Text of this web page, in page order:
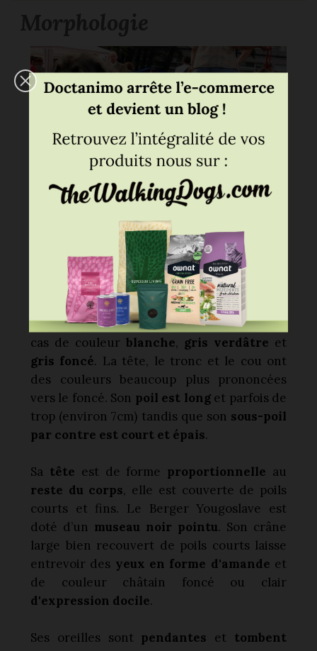
souplesse remarquable. Sa taille
varie entre 62 et 75cm. Il pèse entre 30 et 50
kg. Il a un dos droit, un ventre orienté vers
le bas et un buste large recouvert de poils.
LeBerger d’Illyrie est dans la plupart des
cas de couleur blanche, gris verdâtre et
gris foncé. La tête, le tronc et le cou ont
des couleurs beaucoup plus prononcées
vers le foncé. Son poil est longet parfois de
trop (environ 7cm) tandis que son sous-poil
par contre est court et épais.
Sa tête est de forme proportionnelle au
reste du corps, elle est couverte de poils
courts et fins. Le Berger Yougoslave est
doté d’un museau noir pointu. Son crâne
large bien recouvert de poils courts laisse
entrevoir des yeux en forme d'amande et
de couleur châtain foncé ou clair
d'expression docile.
Ses oreilles sont pendantes et tombent